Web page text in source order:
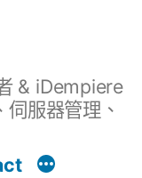
& iDempiere
服器管理、